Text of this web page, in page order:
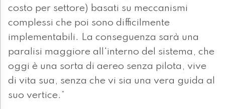
costo per settore) basati su meccanismi
complessi che poi sono difficilmente
implementabili. La conseguenza sarà una
paralisi maggiore all'interno del sistema, che
oggi è una sorta di aereo senza pilota, vive
di vita sua, senza che vi sia una vera guida al
suo vertice.”